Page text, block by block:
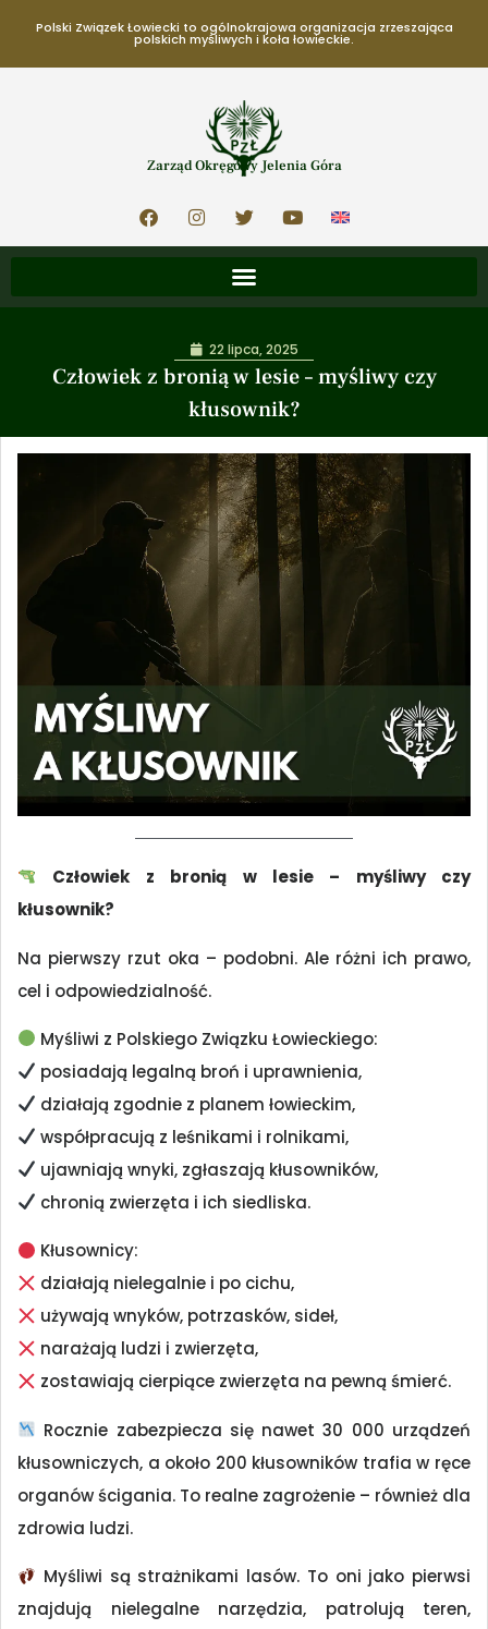
Polski Związek Łowiecki to ogólnokrajowa organizacja zrzeszająca
polskich myśliwych i koła łowieckie.
Zarząd Okręgowy Jelenia Góra
Człowiek z bronią w lesie – myśliwy czy
kłusownik?
22 lipca, 2025
Człowiek z bronią w lesie – myśliwy czy
kłusownik?
Na pierwszy rzut oka – podobni. Ale różni ich prawo,
cel i odpowiedzialność.
Myśliwi z Polskiego Związku Łowieckiego:
posiadają legalną broń i uprawnienia,
działają zgodnie z planem łowieckim,
współpracują z leśnikami i rolnikami,
ujawniają wnyki, zgłaszają kłusowników,
chronią zwierzęta i ich siedliska.
Kłusownicy:
działają nielegalnie i po cichu,
używają wnyków, potrzasków, sideł,
narażają ludzi i zwierzęta,
zostawiają cierpiące zwierzęta na pewną śmierć.
Rocznie zabezpiecza się nawet 30 000 urządzeń
kłusowniczych, a około 200 kłusowników trafia w ręce
organów ścigania. To realne zagrożenie – również dla
zdrowia ludzi.
Myśliwi są strażnikami lasów. To oni jako pierwsi
znajdują nielegalne narzędzia, patrolują teren,